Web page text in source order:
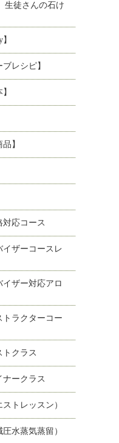
生徒さんの石け
レシピ】
】
対応コース
イザーコースレ
ザー対応アロ
トラクターコー
トクラス
ナークラス
トレッスン）
水蒸気蒸留）